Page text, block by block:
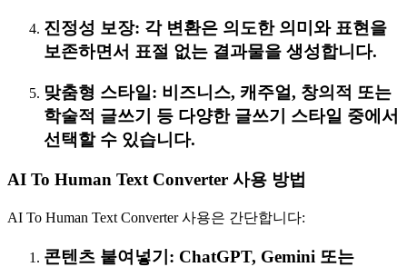
진정성 보장: 각 변환은 의도한 의미와 표현을
보존하면서 표절 없는 결과물을 생성합니다.
맞춤형 스타일: 비즈니스, 캐주얼, 창의적 또는
학술적 글쓰기 등 다양한 글쓰기 스타일 중에서
선택할 수 있습니다.
AI To Human Text Converter 사용 방법
AI To Human Text Converter 사용은 간단합니다:
콘텐츠 붙여넣기: ChatGPT, Gemini 또는